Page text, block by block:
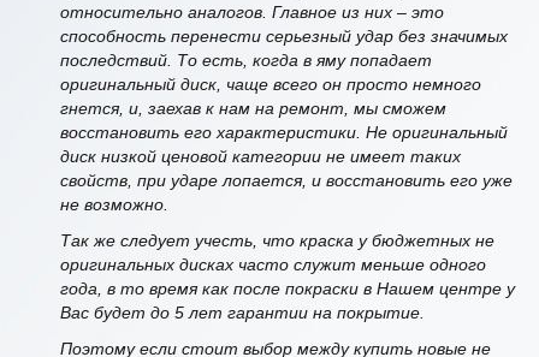
относительно аналогов. Главное из них – это
способность перенести серьезный удар без значимых
последствий. То есть, когда в яму попадает
оригинальный диск, чаще всего он просто немного
гнется, и, заехав к нам на ремонт, мы сможем
восстановить его характеристики. Не оригинальный
диск низкой ценовой категории не имеет таких
свойств, при ударе лопается, и восстановить его уже
не возможно.
Так же следует учесть, что краска у бюджетных не
оригинальных дисках часто служит меньше одного
года, в то время как после покраски в Нашем центре у
Вас будет до 5 лет гарантии на покрытие.
Поэтому если стоит выбор между купить новые не